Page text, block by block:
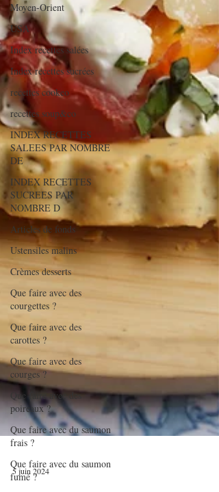
Moyen-Orient
USA
Index recettes salées
Index recettes sucrées
recettes cookeo
recettes soup&co
INDEX RECETTES
SALEES PAR NOMBRE
DE
INDEX RECETTES
SUCREES PAR
NOMBRE D
Articles de fonds
Ustensiles malins
Crèmes desserts
Que faire avec des
courgettes ?
Que faire avec des
carottes ?
Que faire avec des
courges ?
Que faire avec des
poireaux ?
Que faire avec du saumon
frais ?
Que faire avec du saumon
fumé ?